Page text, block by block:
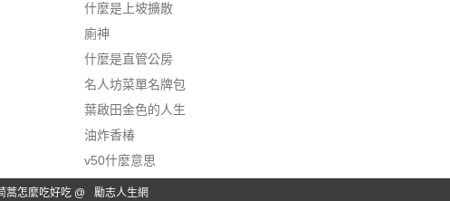
什麼是上坡擴散
廁神
什麼是直管公房
名人坊菜單名牌包
葉啟田金色的人生
油炸香椿
v50什麼意思
蒿怎麼吃好吃 @ 勵志人生網